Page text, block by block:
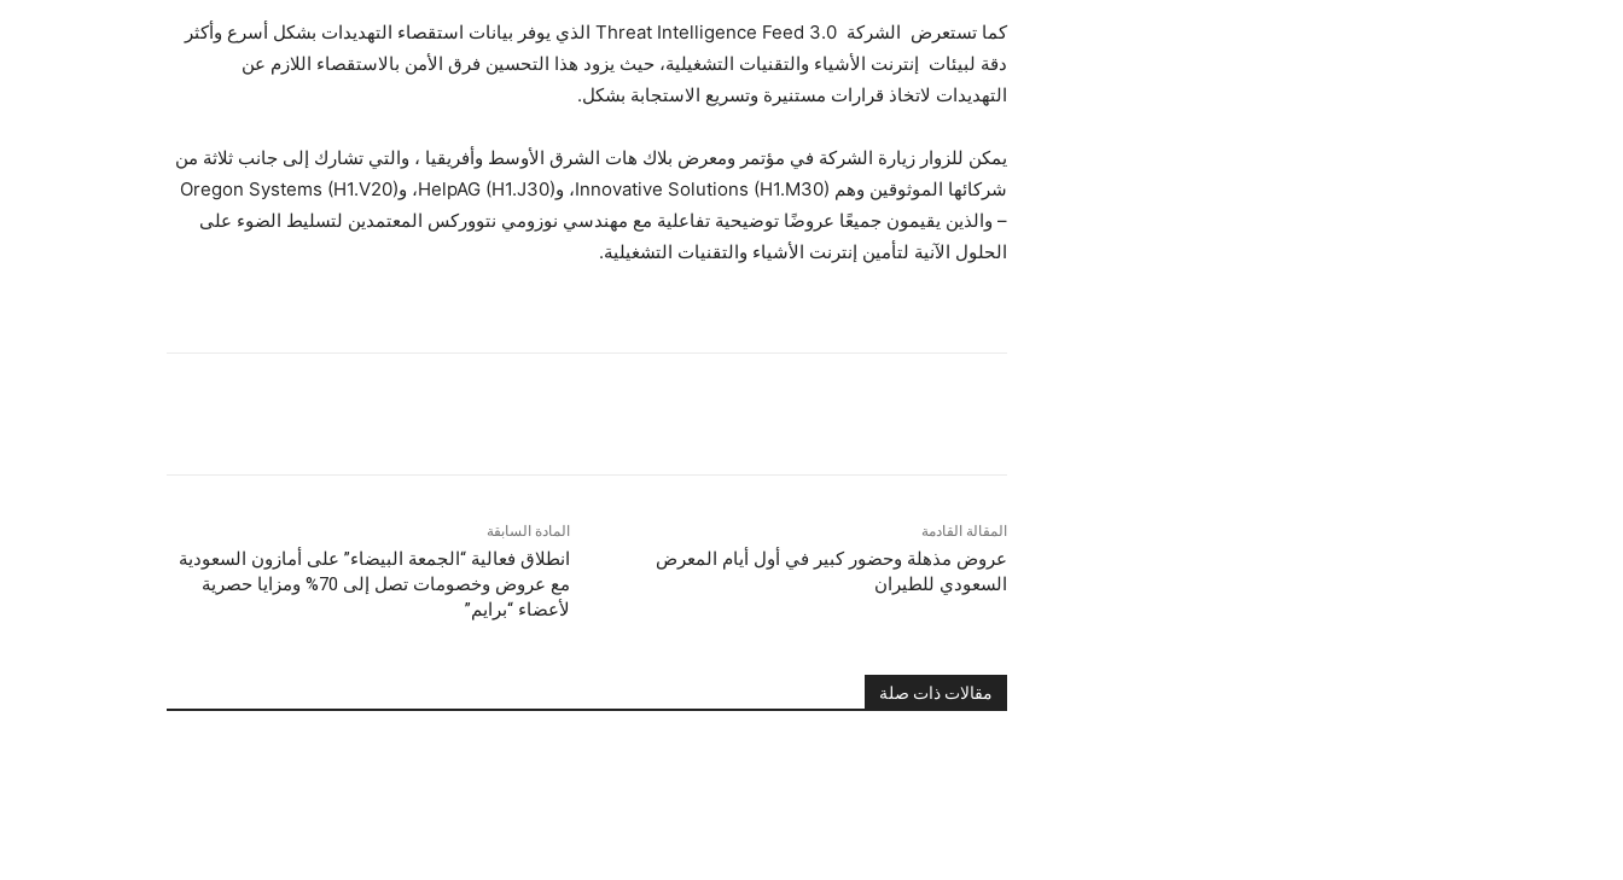
كما تستعرض الشركة Threat Intelligence Feed 3.0 الذي يوفر بيانات استقصاء التهديدات بشكل أسرع وأكثر
دقة لبيئات إنترنت الأشياء والتقنيات التشغيلية، حيث يزود هذا التحسين فرق الأمن بالاستقصاء اللازم عن
التهديدات لاتخاذ قرارات مستنيرة وتسريع الاستجابة بشكل.
يمكن للزوار زيارة الشركة في مؤتمر ومعرض بلاك هات الشرق الأوسط وأفريقيا ، والتي تشارك إلى جانب ثلاثة من
شركائها الموثوقين وهم Innovative Solutions (H1.M30)، وHelpAG (H1.J30)، وOregon Systems (H1.V20)
– والذين يقيمون جميعًا عروضًا توضيحية تفاعلية مع مهندسي نوزومي نتووركس المعتمدين لتسليط الضوء على
الحلول الآنية لتأمين إنترنت الأشياء والتقنيات التشغيلية.
المادة السابقة
انطلاق فعالية “الجمعة البيضاء” على أمازون السعودية
مع عروض وخصومات تصل إلى 70% ومزايا حصرية
لأعضاء “برايم”
المقالة القادمة
عروض مذهلة وحضور كبير في أول أيام المعرض
السعودي للطيران
مقالات ذات صلة